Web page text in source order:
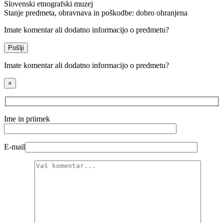
Slovenski etnografski muzej
Stanje predmeta, obravnava in poškodbe: dobro ohranjena
Imate komentar ali dodatno informacijo o predmetu?
Pošlji
Imate komentar ali dodatno informacijo o predmetu?
×
Ime in priimek
E-mail